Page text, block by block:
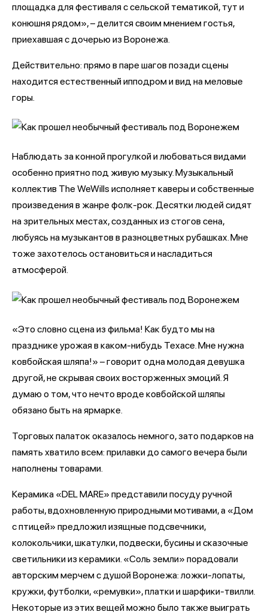
площадка для фестиваля с сельской тематикой, тут и
конюшня рядом», – делится своим мнением гостья,
приехавшая с дочерью из Воронежа.
Действительно: прямо в паре шагов позади сцены
находится естественный ипподром и вид на меловые
горы.
Наблюдать за конной прогулкой и любоваться видами
особенно приятно под живую музыку. Музыкальный
коллектив The WeWills исполняет каверы и собственные
произведения в жанре фолк-рок. Десятки людей сидят
на зрительных местах, созданных из стогов сена,
любуясь на музыкантов в разноцветных рубашках. Мне
тоже захотелось остановиться и насладиться
атмосферой.
«Это словно сцена из фильма! Как будто мы на
празднике урожая в каком-нибудь Техасе. Мне нужна
ковбойская шляпа!» – говорит одна молодая девушка
другой, не скрывая своих восторженных эмоций. Я
думаю о том, что нечто вроде ковбойской шляпы
обязано быть на ярмарке.
Торговых палаток оказалось немного, зато подарков на
память хватило всем: прилавки до самого вечера были
наполнены товарами.
Керамика «DEL MARE» представили посуду ручной
работы, вдохновленную природными мотивами, а «Дом
с птицей» предложил изящные подсвечники,
колокольчики, шкатулки, подвески, бусины и сказочные
светильники из керамики. «Соль земли» порадовали
авторским мерчем с душой Воронежа: ложки-лопаты,
кружки, футболки, «ремувки», платки и шарфики-твилли.
Некоторые из этих вещей можно было также выиграть